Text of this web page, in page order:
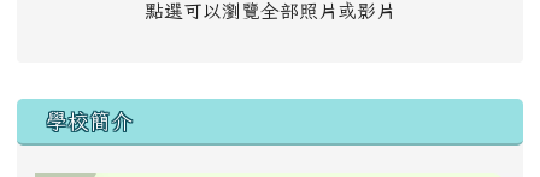
點選可以瀏覽全部照片或影片
學校簡介